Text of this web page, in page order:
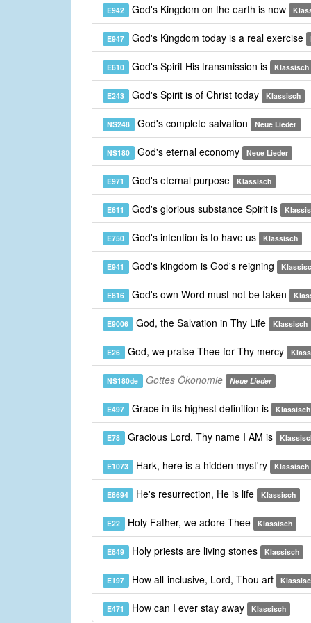
E942 God's Kingdom on the earth is now
E947 God's Kingdom today is a real exercise
E610 God's Spirit His transmission is Klassisch
E243 God's Spirit is of Christ today Klassisch
NS248 God's complete salvation Neue Lieder
NS180 God's eternal economy Neue Lieder
E971 God's eternal purpose Klassisch
E611 God's glorious substance Spirit is
E750 God's intention is to have us Klassisch
E941 God's kingdom is God's reigning
E816 God's own Word must not be taken
E9006 God, the Salvation in Thy Life Klassisch
E26 God, we praise Thee for Thy mercy
NS180de Gottes Ökonomie Neue Lieder
E497 Grace in its highest definition is Klassisch
E78 Gracious Lord, Thy name I AM is
E1073 Hark, here is a hidden myst'ry Klassisch
E8694 He's resurrection, He is life Klassisch
E22 Holy Father, we adore Thee Klassisch
E849 Holy priests are living stones Klassisch
E197 How all-inclusive, Lord, Thou art
E471 How can I ever stay away Klassisch